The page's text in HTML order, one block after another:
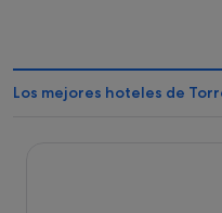
Los mejores hoteles de